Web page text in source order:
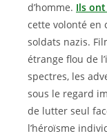
d’homme. Ils
cette volonté en
soldats nazis.
étrange flou de
spectres, les
sous le regard
de lutter seul
l’héroïsme